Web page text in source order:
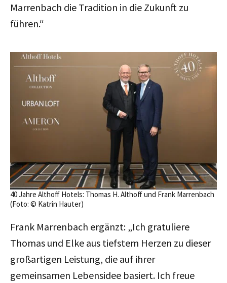
Marrenbach die Tradition in die Zukunft zu
führen.“
40 Jahre Althoff Hotels: Thomas H. Althoff und Frank Marrenbach
(Foto: © Katrin Hauter)
Frank Marrenbach ergänzt: „Ich gratuliere
Thomas und Elke aus tiefstem Herzen zu dieser
großartigen Leistung, die auf ihrer
gemeinsamen Lebensidee basiert. Ich freue